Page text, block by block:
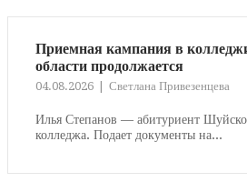
Приемная кампания в
области продолжается
04.08.2026 Светлана Привезенцева
Илья Степанов — абитуриент
колледжа. Подает документы на...